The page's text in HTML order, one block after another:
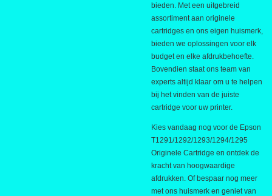
bieden. Met een uitgebreid
assortiment aan originele
cartridges en ons eigen huismerk,
bieden we oplossingen voor elk
budget en elke afdrukbehoefte.
Bovendien staat ons team van
experts altijd klaar om u te helpen
bij het vinden van de juiste
cartridge voor uw printer.
Kies vandaag nog voor de Epson
T1291/1292/1293/1294/1295
Originele Cartridge en ontdek de
kracht van hoogwaardige
afdrukken. Of bespaar nog meer
met ons huismerk en geniet van